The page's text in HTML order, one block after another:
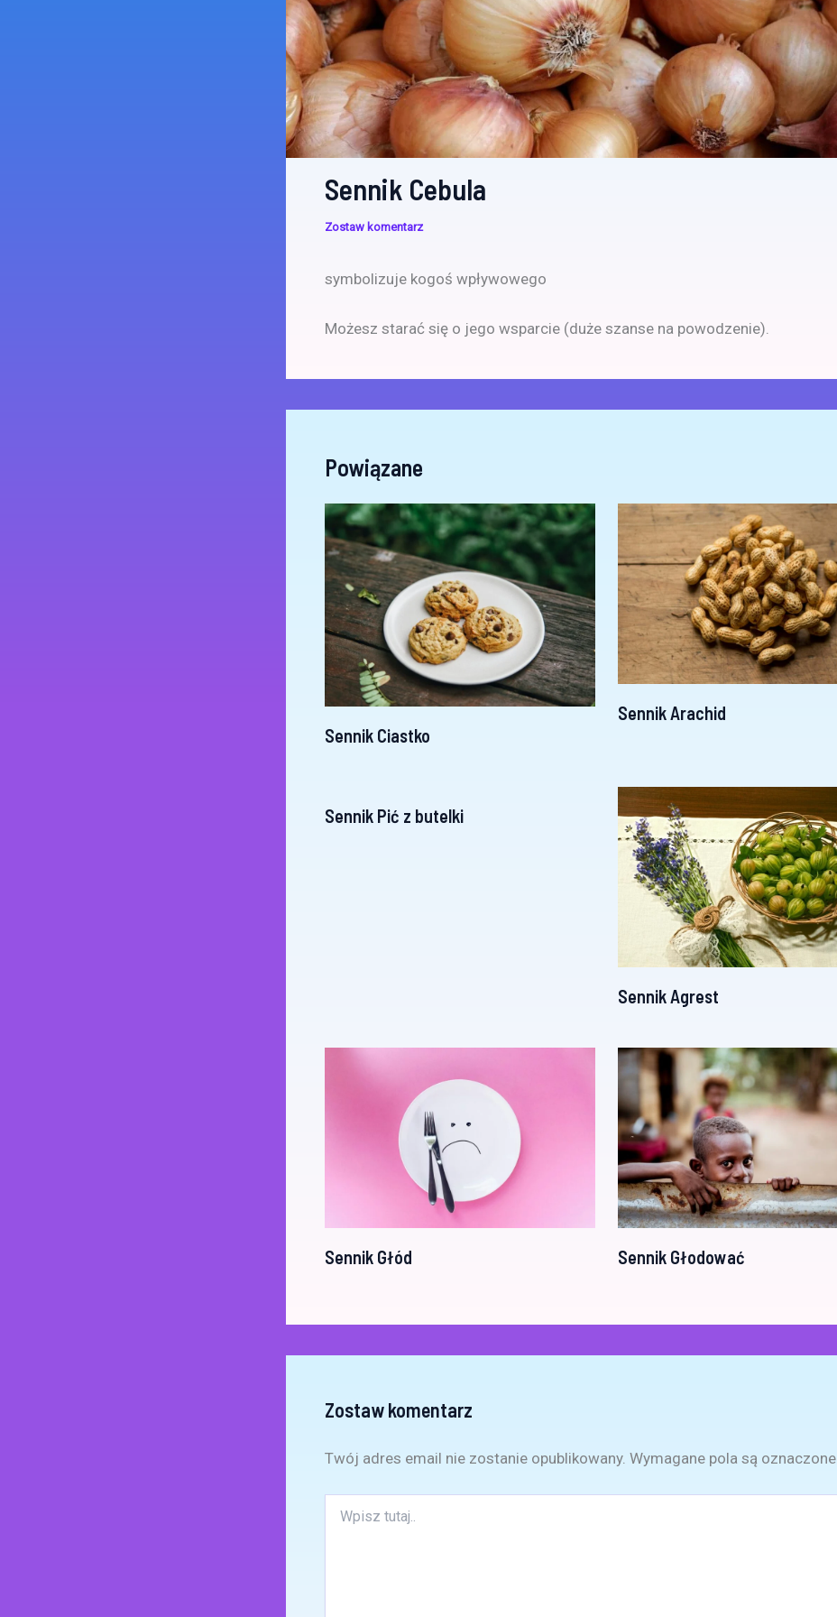
Sennik Cebula
Zostaw komentarz
symbolizuje kogoś wpływowego
Możesz starać się o jego wsparcie (duże szanse na powodzenie).
Powiązane
Sennik Ciastko
Sennik Arachid
Sennik Pić z butelki
Sennik Agrest
Sennik Głód Sennik Głodować
Zostaw komentarz
Twój adres email nie zostanie opublikowany. Wymagane pola są oznaczone
tutaj..